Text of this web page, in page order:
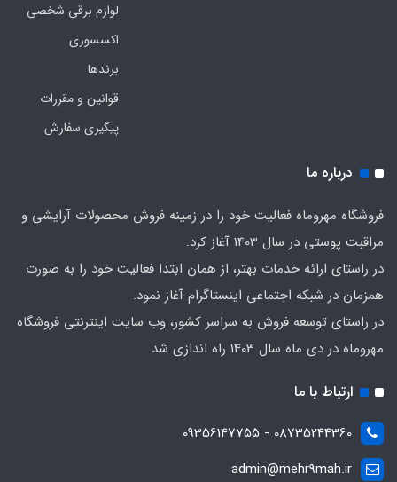
لوازم برقی شخصی
اکسسوری
برندها
قوانین و مقررات
پیگیری سفارش
درباره ما
فروشگاه مهروماه فعالیت خود را در زمینه فروش محصولات آرایشی و
مراقبت پوستی در سال 1403 آغاز کرد.
در راستای ارائه خدمات بهتر، از همان ابتدا فعالیت خود را به صورت
همزمان در شبکه اجتماعی اینستاگرام آغاز نمود.
در راستای توسعه فروش به سراسر کشور، وب سایت اینترنتی فروشگاه
مهروماه در دی ماه سال 1403 راه اندازی شد.
ارتباط با ما
08735244360 - 09356147755
admin@mehr9mah.ir